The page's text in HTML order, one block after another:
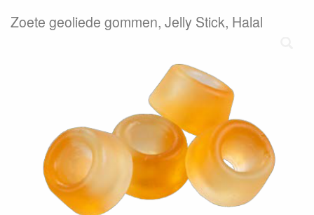
Zoete geoliede gommen, Jelly Stick, Halal